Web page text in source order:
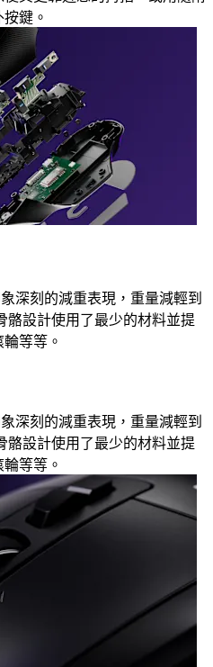
鍵。
深刻的減重表現，重量減輕到
骼設計使用了最少的材料並提
等等。
深刻的減重表現，重量減輕到
骼設計使用了最少的材料並提
等等。